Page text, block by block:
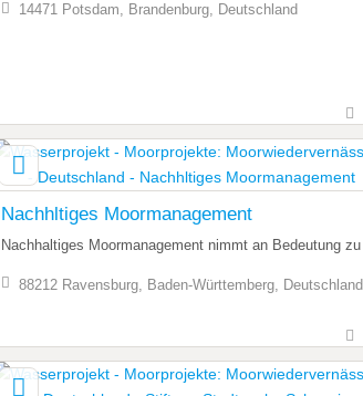
14471 Potsdam, Brandenburg, Deutschland
Nachhltiges Moormanagement
Nachhaltiges Moormanagement nimmt an Bedeutung zu
88212 Ravensburg, Baden-Württemberg, Deutschland